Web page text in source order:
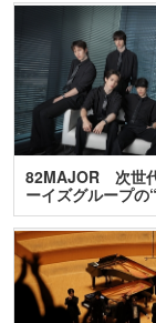
82MAJOR 次世
ーイズグループの
訊…